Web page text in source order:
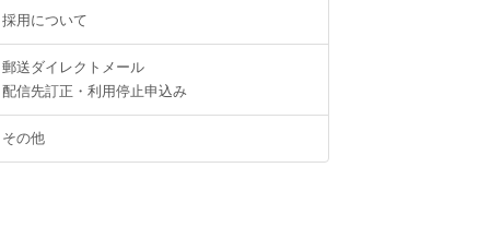
採用について
郵送ダイレクトメール
配信先訂正・利用停止申込み
その他